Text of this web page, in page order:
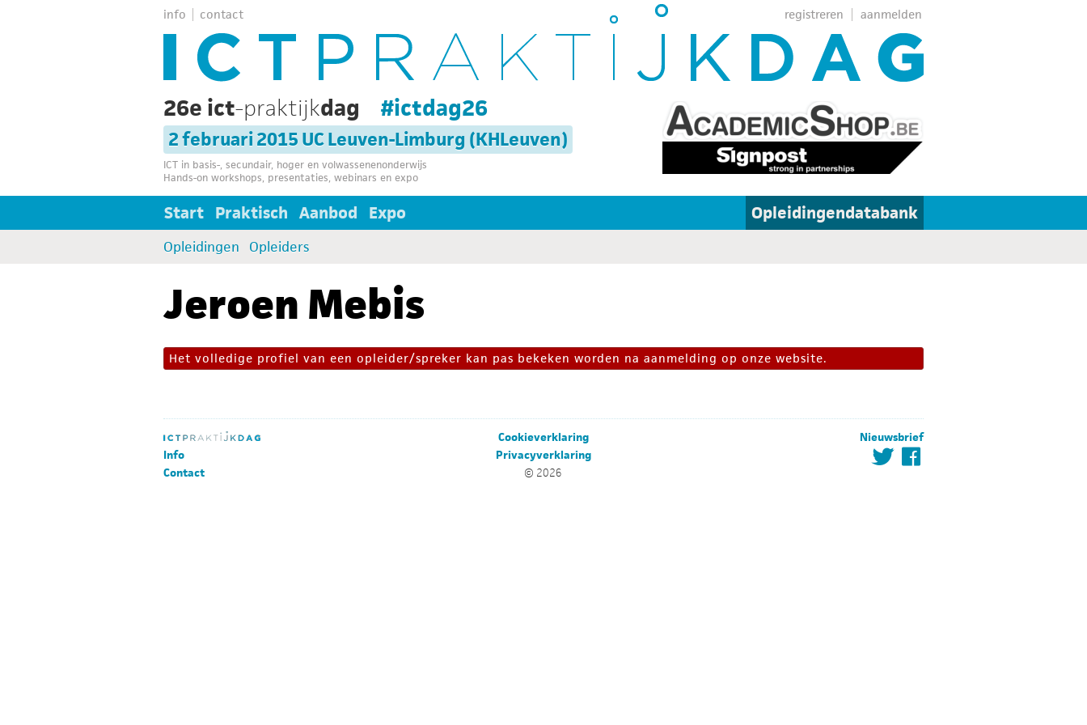
info contact aanmelden
registreren
26e ict-praktijkdag #ictdag26
2 februari 2015 UC Leuven-Limburg (KHLeuven)
ICT in basis-, secundair, hoger en volwassenenonderwijs
Hands-on workshops, presentaties, webinars en expo
Start Praktisch Aanbod Expo Opleidingendatabank
Opleidingen Opleiders
Jeroen Mebis
Het volledige profiel van een opleider/spreker kan pas bekeken worden na aanmelding op onze website.
Info
Contact
Cookieverklaring
Privacyverklaring
© 2026
Nieuwsbrief